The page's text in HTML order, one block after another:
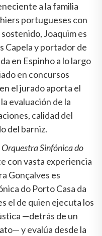
a la familia
portugueses con
Joaquim es
Capela y portador de
en Espinho a lo largo
en concursos
el jurado aporta el
evaluación de la
calidad del
del barniz.
Sinfónica do
con vasta experiencia
Gonçalves es
do Porto Casa da
el de quien ejecuta los
—detrás de un
y evalúa desde la